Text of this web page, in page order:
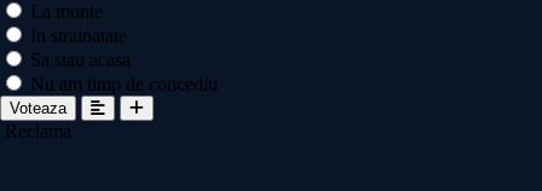
La munte
In strainatate
Sa stau acasa
Nu am timp de concediu
Voteaza
Reclama